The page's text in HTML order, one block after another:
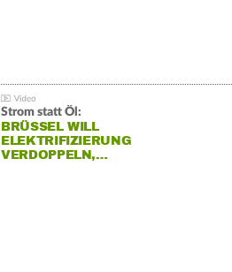
Strom statt Öl:
BRÜSSEL WILL
ELEKTRIFIZIERUNG
VERDOPPELN,…